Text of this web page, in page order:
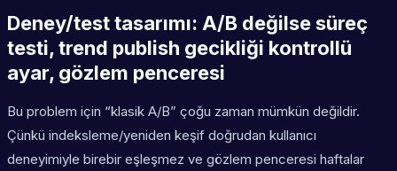
Deney/test tasarımı: A/B değilse süreç
testi, trend publish gecikliği kontrollü
ayar, gözlem penceresi
Bu problem için “klasik A/B” çoğu zaman mümkün değildir.
Çünkü indeksleme/yeniden keşif doğrudan kullanıcı
deneyimiyle birebir eşleşmez ve gözlem penceresi haftalar